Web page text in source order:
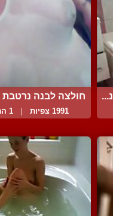
חולצה לבנה נרטבת
1991 צפיות 1 המלצות